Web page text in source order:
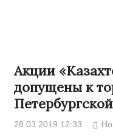
Акции
допущены к
28.03.2019 12:33